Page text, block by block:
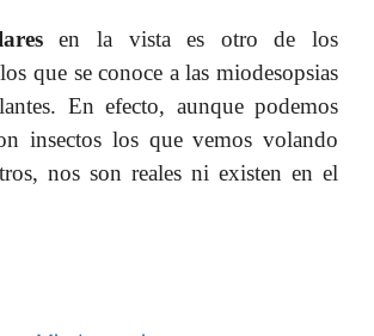
en la vista es otro de los
que se conoce a las miodesopsias
En efecto, aunque podemos
insectos los que vemos volando
nos son reales ni existen en el